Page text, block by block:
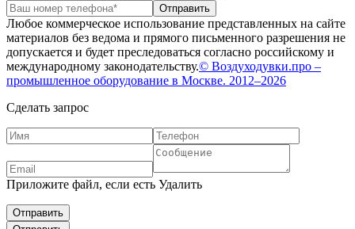
Любое коммерческое использование представленных на сайте
материалов без ведома и прямого письменного разрешения не
допускается и будет преследоваться согласно российскому и
международному законодательству.© Воздуходувки.про –
промышленное оборудование в Москве. 2012–2026
Сделать запрос
Приложите файл, если есть Удалить